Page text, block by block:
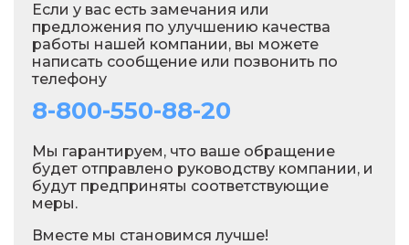
Если у вас есть замечания или
предложения по улучшению качества
работы нашей компании, вы можете
написать сообщение или позвонить по
телефону
8-800-550-88-20
Мы гарантируем, что ваше обращение
будет отправлено руководству компании, и
будут предприняты соответствующие
меры.
Вместе мы становимся лучше!